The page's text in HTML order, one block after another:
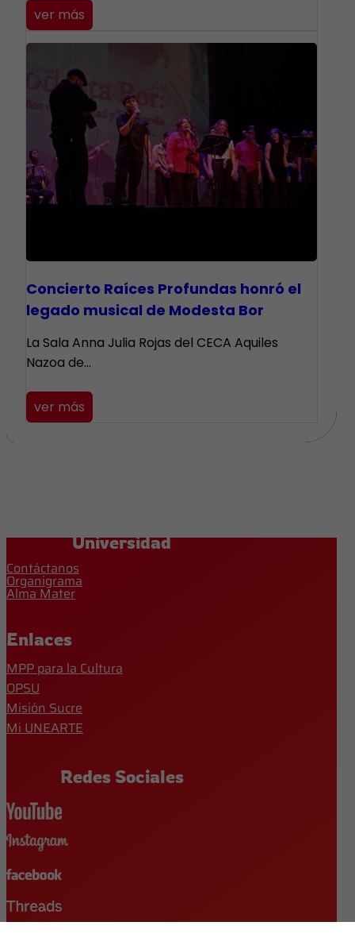
ver más
​Concierto Raíces Profundas honró el
legado musical de Modesta Bor
La Sala Anna Julia Rojas del CECA Aquiles
Nazoa de…
ver más
Universidad
Contáctanos
Organigrama
Alma Mater
Enlaces
MPP para la Cultura
OPSU
Misión Sucre
Mi UNEARTE
Redes Sociales